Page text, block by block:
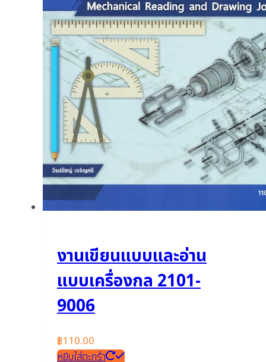
งานเขียนแบบและอ่าน
แบบเครื่องกล 2101-
9006
฿110.00
หยิบใส่ตะกร้า